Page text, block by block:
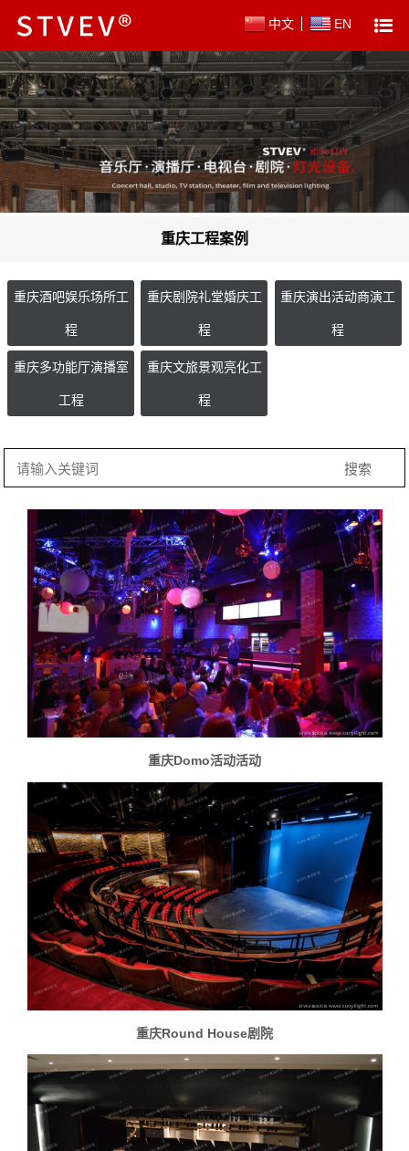
中文 EN
重庆工程案例
重庆酒吧娱乐场所工
程
重庆剧院礼堂婚庆工
程
重庆演出活动商演工
程
重庆多功能厅演播室
工程
重庆文旅景观亮化工
程
重庆Domo活动活动
重庆Round House剧院